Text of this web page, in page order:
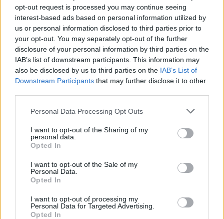
opt-out request is processed you may continue seeing
interest-based ads based on personal information utilized by
us or personal information disclosed to third parties prior to
your opt-out. You may separately opt-out of the further
disclosure of your personal information by third parties on the
IAB’s list of downstream participants. This information may
also be disclosed by us to third parties on the IAB’s List of
Downstream Participants that may further disclose it to other
Personal Data Processing Opt Outs
I want to opt-out of the Sharing of my
personal data.
Opted In
I want to opt-out of the Sale of my
Personal Data.
Opted In
I want to opt-out of processing my
Personal Data for Targeted Advertising.
Opted In
GinoPaolini :
1
·Ti stimo ·Rispondi